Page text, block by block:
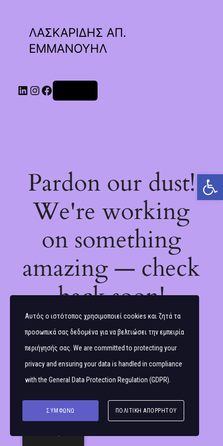
Ανοίξτε τη γραμμή εργαλείων
ΛΑΣΚΑΡΙΔΗΣ ΑΠ.
ΕΜΜΑΝΟΥΗΛ
Linkedin
Instagram
Facebook
Pardon our dust!
We're working
on something
amazing — check
back soon!
Αυτός ο ιστότοπος χρησιμοποιεί cookies και ζητά τα
προσωπικά σας δεδομένα για να βελτιώσει την εμπειρία
περιήγησής σας. We are committed to protecting your
privacy and ensuring your data is handled in compliance
with the General Data Protection Regulation (GDPR)
ΣΥΜΦΩΝΏ ΠΟΛΙΤΙΚΉ ΑΠΟΡΡΉΤΟΥ